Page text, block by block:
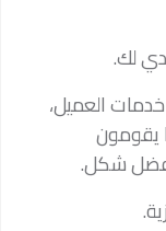
العميل،
يقومون
شكل.